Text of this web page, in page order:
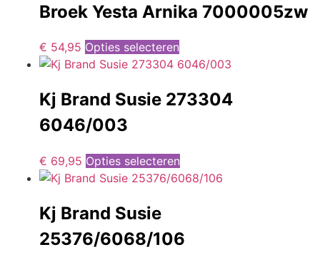
Broek Yesta Arnika 7000005zw
€ 54,95 Opties selecteren
Kj Brand Susie 273304
6046/003
€ 69,95 Opties selecteren
Kj Brand Susie
25376/6068/106